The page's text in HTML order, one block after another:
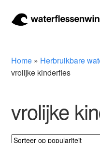
Ga
Ga
Bidons
Kinderflessen
Home» Herbruikbare
vrolijke kinderfles
vrolijke